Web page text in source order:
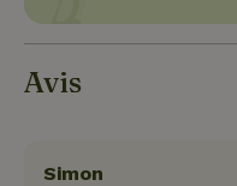
Avis
Simon